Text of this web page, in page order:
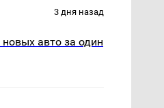
3 дня назад
авто за один